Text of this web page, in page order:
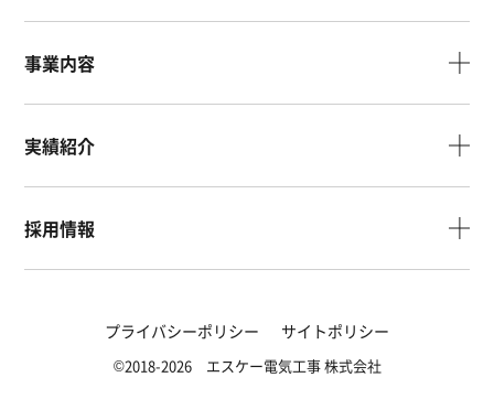
事業内容
実績紹介
採用情報
プライバシーポリシー サイトポリシー
©2018-2026 エスケー電気工事 株式会社